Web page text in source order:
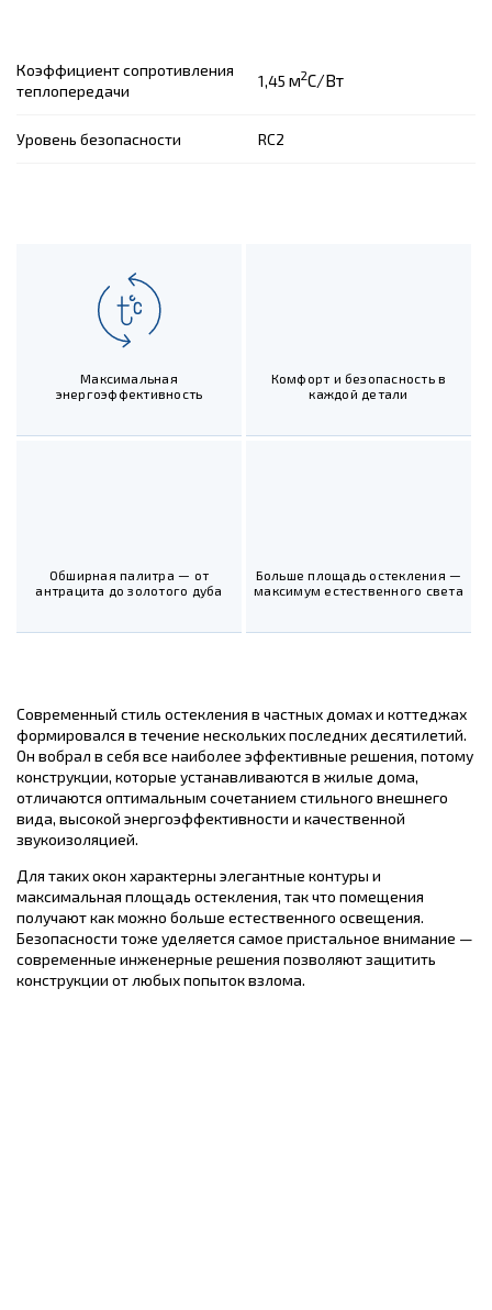
1,45 м2C/Вт
Коэффициент сопротивления
теплопередачи
RC2
Уровень безопасности
Максимальная
энергоэффективность
Комфорт и безопасность в
каждой детали
Обширная палитра — от
антрацита до золотого дуба
Больше площадь остекления —
максимум естественного света
Современный стиль остекления в частных домах и коттеджах
формировался в течение нескольких последних десятилетий.
Он вобрал в себя все наиболее эффективные решения, потому
конструкции, которые устанавливаются в жилые дома,
отличаются оптимальным сочетанием стильного внешнего
вида, высокой энергоэффективности и качественной
звукоизоляцией.
Для таких окон характерны элегантные контуры и
максимальная площадь остекления, так что помещения
получают как можно больше естественного освещения.
Безопасности тоже уделяется самое пристальное внимание —
современные инженерные решения позволяют защитить
конструкции от любых попыток взлома.